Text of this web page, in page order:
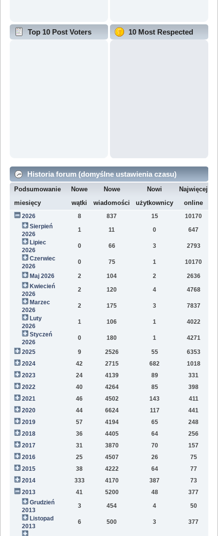
Top 10 Post Voters 10 Most Respected
Historia forum (domyślne ustawienia czasu)
Podsumowanie
miesięcy
Nowe
wątki
Nowe
wiadomości
Nowi
użytkownicy
Najwięcej
online
2026 8 837 15 10170
Sierpień
2026
1 11 0 647
Lipiec
2026
0 66 3 2793
Czerwiec
2026
0 75 1 10170
Maj 2026 2 104 2 2636
Kwiecień
2026
2 120 4 4768
Marzec
2026
2 175 3 7837
Luty
2026
1 106 1 4022
Styczeń
2026
0 180 1 4271
2025 9 2526 55 6353
2024
42 2715 682 1018
2023
24 4139 89 331
2022
40 4264 85 398
2021
46 4502 143 411
2020
44 6624 117 441
2019
57 4194 65 248
2018
36 4405 64 256
2017
31 3870 70
157
2016
25 4507 26
75
2015
38 4222 64
77
2014
333 4170 387
73
2013
41 5200 48
377
Grudzień
2013
3 454 4
50
Listopad
2013
6 500 3 377